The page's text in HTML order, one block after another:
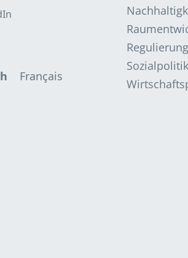
Français
Sozialpolitik